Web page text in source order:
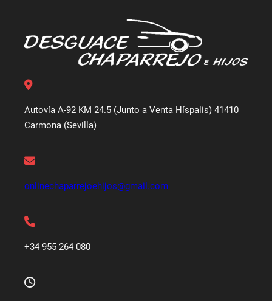
Autovía A-92 KM 24.5 (Junto a Venta Híspalis) 41410
Carmona (Sevilla)
onlinechaparrejoehijos@gmail.com
+34 955 264 080